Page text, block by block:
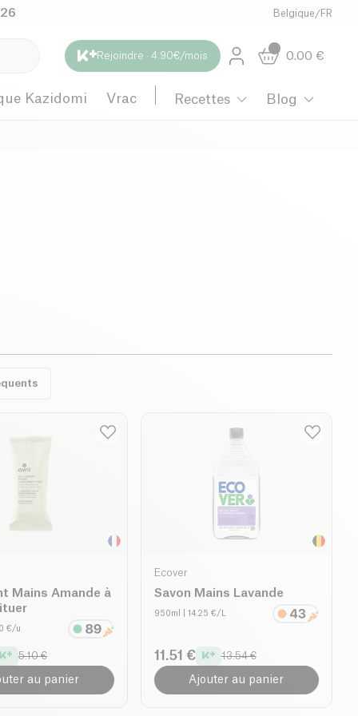
Belgique /FR
Rejoindre · 4.90€/mois 0.00 €
Kazidomi Vrac Recettes Blog
Mains Amande à
€/u
5.10 €
au panier
Ecover
Savon Mains Lavande
950ml | 14.25 €/L
11.51 € 13.54 €
Ajouter au panier